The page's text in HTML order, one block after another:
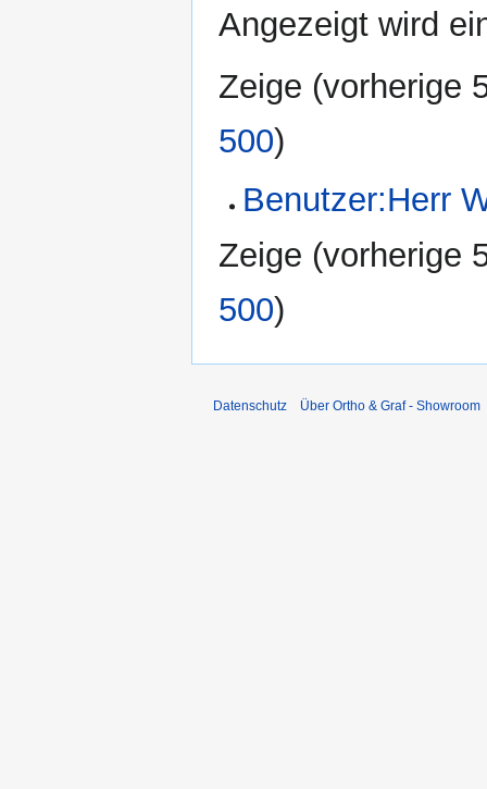
Angezeigt wird
Zeige (vorherige
500)
Benutzer:Herr
Zeige (vorherige
500)
Datenschutz Über Ortho & Graf - Showroom